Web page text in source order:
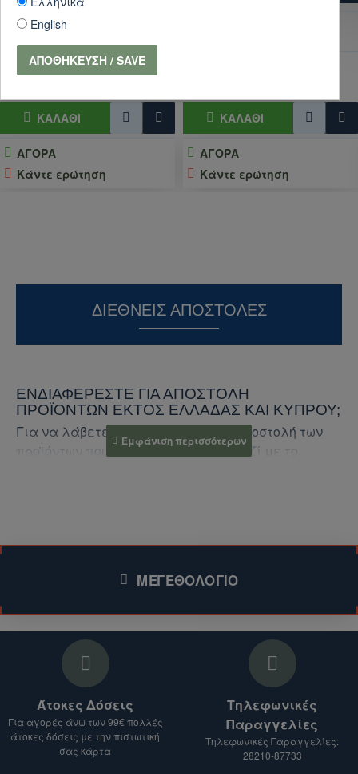
79,20€
ΚΑΛΆΘΙ
ΑΓΟΡΑ
Κάντε ερώτηση
ΚΑΛΆΘΙ
ΑΓΟΡΑ
Κάντε ερώτηση
ΔΙΕΘΝΕΊΣ ΑΠΟΣΤΟΛΈΣ
ΕΝΔΙΑΦΈΡΕΣΤΕ ΓΙΑ ΑΠΟΣΤΟΛΉ
ΠΡΟΪΌΝΤΩΝ ΕΚΤΌΣ ΕΛΛΆΔΑΣ ΚΑΙ ΚΎΠΡΟΥ;
Για να λάβετε προσφορά για την αποστολή των
προϊόντων που σας ενδιαφέρουν, μαζί με το
Συμπληρώστε τη
φόρμα επικοινωνίας (για το συγκεκριμένο
.
Επισκεφθείτε την ενότητα
Επικοινωνήστε μαζί μας
στο ηλεκτρονικό μας
κατάστημα για περισσότερα προϊόντα.
Αναφέρετε το είδος του προϊόντος που σας
ενδιαφέρει.
Δώστε μας τη διεύθυνση αποστολής.
ΜΕΓΕΘΟΛΌΓΙΟ
Άτοκες Δόσεις
Για αγορές άνω των 99€ πολλές
άτοκες δόσεις με την πιστωτική
σας κάρτα
Τηλεφωνικές
Παραγγελίες
Τηλεφωνικές Παραγγελίες:
28210-87733
English
ΑΠΟΘΉΚΕΥΣΗ / SAVE